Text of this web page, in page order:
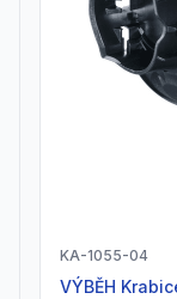
KA-1055-04
VÝBĚH Krabice přístrojová hloubka 46 mm, pod